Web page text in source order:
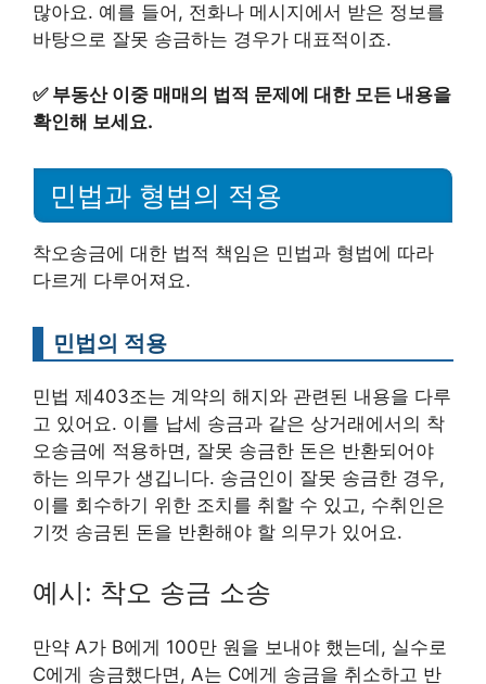
많아요. 예를 들어, 전화나 메시지에서 받은 정보를
바탕으로 잘못 송금하는 경우가 대표적이죠.
✅ 부동산 이중 매매의 법적 문제에 대한 모든 내용을
확인해 보세요.
민법과 형법의 적용
착오송금에 대한 법적 책임은 민법과 형법에 따라
다르게 다루어져요.
민법의 적용
민법 제403조는 계약의 해지와 관련된 내용을 다루
고 있어요. 이를 납세 송금과 같은 상거래에서의 착
오송금에 적용하면, 잘못 송금한 돈은 반환되어야
하는 의무가 생깁니다. 송금인이 잘못 송금한 경우,
이를 회수하기 위한 조치를 취할 수 있고, 수취인은
기껏 송금된 돈을 반환해야 할 의무가 있어요.
예시: 착오 송금 소송
만약 A가 B에게 100만 원을 보내야 했는데, 실수로
C에게 송금했다면, A는 C에게 송금을 취소하고 반